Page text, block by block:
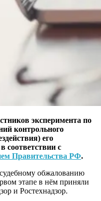
эксперимента по
контрольного
его
соответствии с
Правительства РФ.
обжалованию
этапе в нём приняли
и Ростехнадзор.